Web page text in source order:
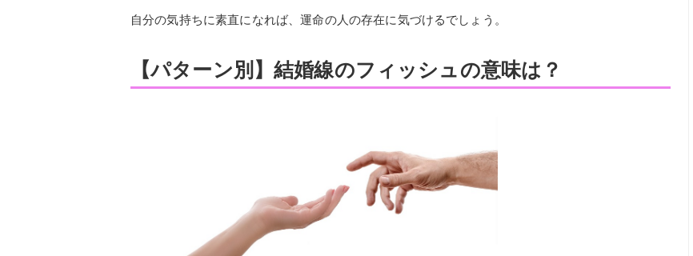
自分の気持ちに素直になれば、運命の人の存在に気づけるでしょう。
【パターン別】結婚線のフィッシュの意味は？